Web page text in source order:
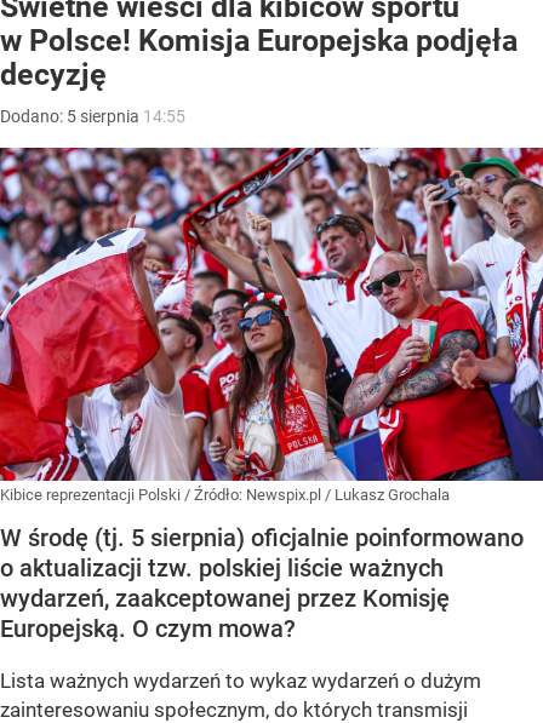
Świetne wieści dla kibiców sportu
w Polsce! Komisja Europejska podjęła
decyzję
Dodano: 5 sierpnia 14:55
Kibice reprezentacji Polski / Źródło: Newspix.pl / Lukasz Grochala
W środę (tj. 5 sierpnia) oficjalnie poinformowano
o aktualizacji tzw. polskiej liście ważnych
wydarzeń, zaakceptowanej przez Komisję
Europejską. O czym mowa?
Lista ważnych wydarzeń to wykaz wydarzeń o dużym
zainteresowaniu społecznym, do których transmisji